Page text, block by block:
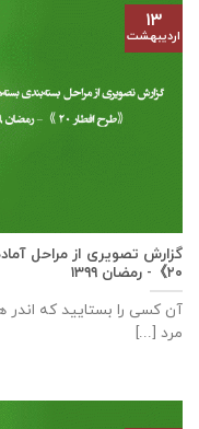
گزارش تصویری از مراحل
۲۰》- رمضان ۱۳۹۹
آن کسی را بستایید که
مرد [...]
۱۳
اردیبهشت